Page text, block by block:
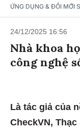
ỨNG DỤNG & ĐỔI MỚI
24/12/2025 16:56
Nhà khoa
công nghệ
Là tác giả của
CheckVN,